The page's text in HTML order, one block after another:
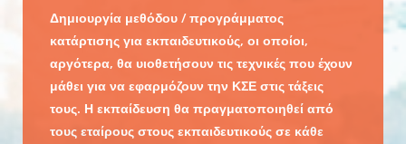
Δημιουργία μεθόδου / προγράμματος
κατάρτισης για εκπαιδευτικούς, οι οποίοι,
αργότερα, θα υιοθετήσουν τις τεχνικές που έχουν
μάθει για να εφαρμόζουν την ΚΣΕ στις τάξεις
τους. Η εκπαίδευση θα πραγματοποιηθεί από
τους εταίρους στους εκπαιδευτικούς σε κάθε